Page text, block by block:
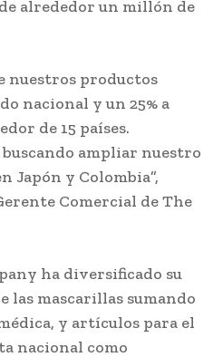
alrededor un millón de
nuestros productos
nacional y un 25% a
de 15 países.
ampliar nuestro
Japón y Colombia”,
Comercial de The
ha diversificado su
las mascarillas sumando
y artículos para el
nacional como